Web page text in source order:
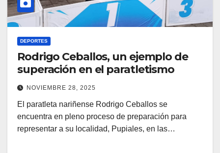
DEPORTES
Rodrigo Ceballos, un ejemplo de
superación en el paratletismo
NOVIEMBRE 28, 2025
El paratleta nariñense Rodrigo Ceballos se
encuentra en pleno proceso de preparación para
representar a su localidad, Pupiales, en las…